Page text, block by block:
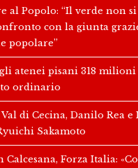
al Popolo: “Il verde non si
con la giunta
popolare”
atenei pisani 318
ordinario
di Cecina, Danilo Rea
Sakamoto
Calcesana, Forza Italia: